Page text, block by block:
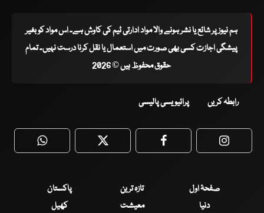
ہم نیوز پر شائع یا نشر ہونے والا مواد ادارتی ٹیم کی کاوش ہے۔ اس مواد کو بغیر
پیشگی اجازت کسی بھی صورت میں استعمال یا نقل کرنا درست نہیں۔ تمام
حقوق محفوظ ہیں © 2026
رابطہ کریں پرائیویسی پالیسی
WhatsApp Twitter Facebook
صفحۂ اول تازہ ترین
پاکستان
دنیا
معیشت
کھیل